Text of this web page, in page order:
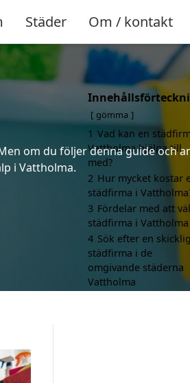
Städer Om / kontakt
om du följer denna guide och
i Vattholma.
gömma
1 Vad kan en
Vattholma hjälpa till
med?
2 Hur mycket kostar
städfirma i
3 Fördelar med att
städfirma i Vattholma
4 Sök efter en skicklig
städfirma i de
omgivande städerna
Vattholma